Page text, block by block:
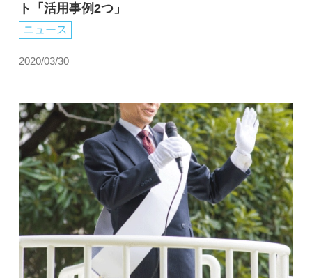
ト「活用事例2つ」
ニュース
2020/03/30